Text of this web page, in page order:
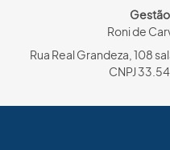
Roni de
Rua Real Grandeza, 108
CNPJ